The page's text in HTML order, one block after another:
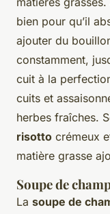
bien pour qu’il
ajouter du
constamment,
cuit à la
cuits et
herbes fraîches.
risotto crémeux
matière grasse
Soupe de
La soupe de